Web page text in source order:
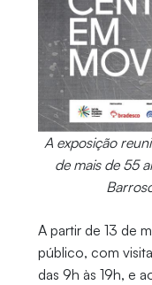
A exposição
de mais de 55
A partir de 13 de
público, com
das 9h às 19h, e